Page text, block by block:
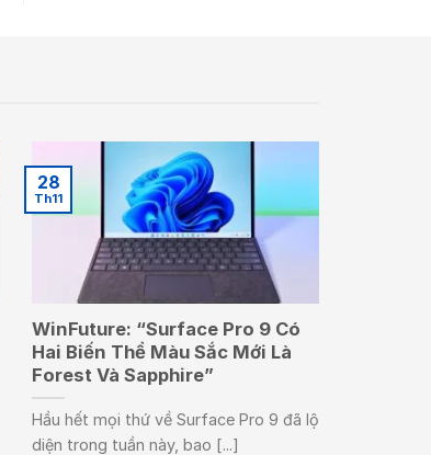
WinFuture: “Surface Pro 9 Có
Hai Biến Thể Màu Sắc Mới Là
Forest Và Sapphire”
Hầu hết mọi thứ về Surface Pro 9 đã lộ
diện trong tuần này, bao [...]
28
Th11